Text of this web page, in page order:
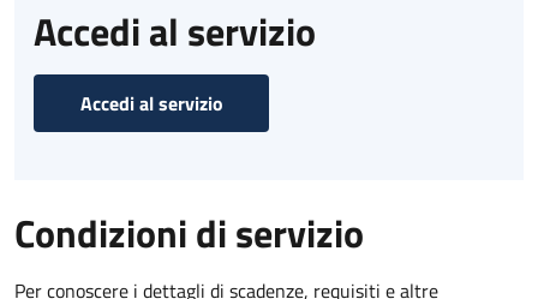
Accedi al servizio
Accedi al servizio
Condizioni di servizio
Per conoscere i dettagli di scadenze, requisiti e altre